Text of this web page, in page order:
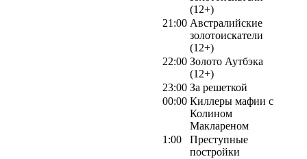
(12+)
21:00 Австралийские
золотоискатели
(12+)
22:00 Золото Аутбэка
(12+)
23:00 За решеткой
00:00 Киллеры мафии с
Колином
Маклареном
1:00
Преступные
постройки